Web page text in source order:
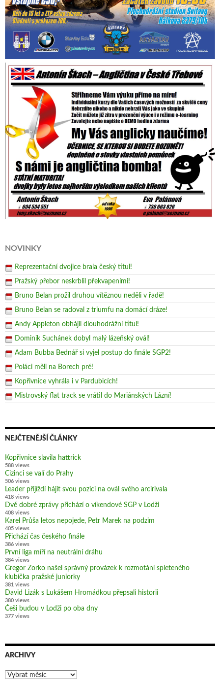
NOVINKY
Reprezentační dvojice brala český titul!
Pražský přebor neskrblil překvapeními!
Bruno Belan prožil druhou vítěznou neděli v řadě!
Bruno Belan se radoval z triumfu na domácí dráze!
Andy Appleton obhájil dlouhodrážní titul!
Dominik Suchánek dobyl malý lázeňský ovál!
Adam Bubba Bednář si vyjel postup do finále SGP2!
Poláci měli na Borech pré!
Kopřivnice vyhrála i v Pardubicích!
Mistrovský flat track se vrátil do Mariánských Lázní!
NEJČTENĚJŠÍ ČLÁNKY
Kopřivnice slavila hattrick
588 views
Cizinci se valí do Prahy
506 views
Leader přijíždí hájit svou pozici na ovál svého arcirivala
418 views
Dvě dobré zprávy přichází o víkendové SGP v Lodži
408 views
Karel Průša letos nepojede, Petr Marek na podzim
405 views
Přichází čas českého finále
386 views
První liga míří na neutrální dráhu
384 views
Gregor Zorko našel správný provázek k rozmotání spleteného
klubíčka pražské juniorky
381 views
David Lizák s Lukášem Hromádkou přepsali historii
380 views
Češi budou v Lodži po oba dny
377 views
ARCHIVY
Archivy